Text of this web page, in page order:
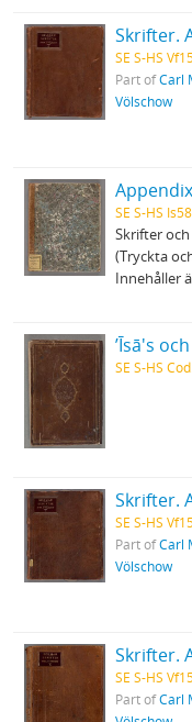
Skrifter.
SE S-HS
Part ofCarl
Völschow
SE S-HS Is58
Skrifter
(Tryckta
Innehåller
ʼĪsā's
SE S-HS
Skrifter.
SE S-HS
Part ofCarl
Völschow
Skrifter.
SE S-HS
Part ofCarl